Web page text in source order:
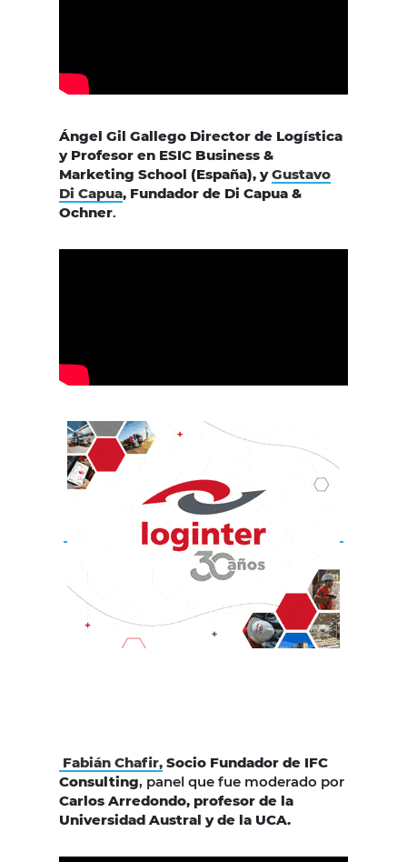
Ángel Gil Gallego Director de Logística
y Profesor en ESIC Business &
Marketing School (España), yGustavo
Di Capua, Fundador de Di Capua &
Ochner.
Fabián Chafir, Socio Fundador de IFC
Consulting, panel que fue moderado por
Carlos Arredondo, profesor de la
Universidad Austral y de la UCA.